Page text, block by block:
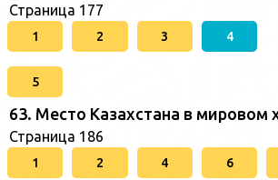
Страница 177
1 2 3 4
5
63. Место Казахстана в мировом
Страница 186
1 2 4 6